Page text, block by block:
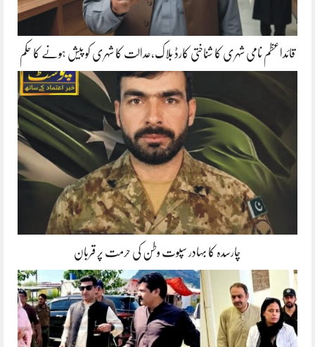
قائداعظم نامی شہری کا شناختی کارڈ بلاک،عدالت کا شہری کو پیش ہونے کا حکم
چارسدہ کا بہادر سپوت وطن کی حرمت پر قربان